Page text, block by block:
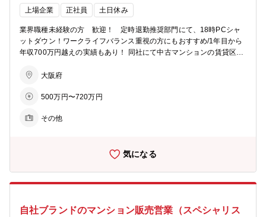
の有給消化率等を確認し、取れていないメンバーに声掛けを実施。 ・
業務開始５分前でないとPCは起動せず、業務終了時間５分後にはPC
が自動でシャットダウンされます。 ※残業が必要な際は上長承認を経
てPCが使えるようになります ■ビジョン： ・住まいを支える力に…
分譲マンション・コーポラティブハウスの企画開発でライフスタイル
有効活用で医療施設やショッピング等の複合タウンの開発を行い、地
カルケアのサービスまで、高齢者が地域の中で生き生きと安心して暮
上場企業 正社員 土日休み
業界職種未経験の方 歓迎！ 定時退勤推奨部門にて、18時PCシャ
ットダウン！ワークライフバランス重視の方にもおすすめ/1年目から
年収700万円越えの実績もあり！ 同社にて中古マンションの賃貸区分
トック・フロー双方にわたる事業モデルのため、賃貸中の区分所有マ
として保有運営を行います。そして賃借人（ご入居者様）が退去され
しています。そうした売買やリフォームなどを日々の営業活動を通じ
ルにマッチした住まいを提案します。 ・生活を支える力に…遊休地等
ループ： 「地域社会に生かされ、生きる」同グループは、地域社会に
大阪府
500万円〜720万円
その他
気になる
自社ブランドのマンション販売営業（スペシャリス